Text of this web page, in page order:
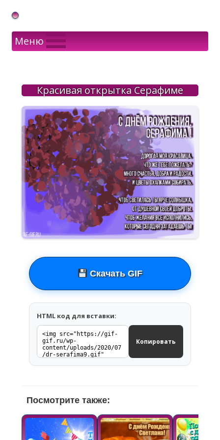
Gif Открытки в подарок
Меню
Красивая открытка Серафиме
Скачать GIF
HTML код для вставки:
Копировать
Посмотрите также: